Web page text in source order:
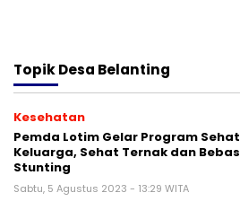
TopikDesa Belanting
Kesehatan
Pemda Lotim Gelar Program Sehat
Keluarga, Sehat Ternak dan Bebas
Stunting
Sabtu, 5 Agustus 2023 - 13:29 WITA